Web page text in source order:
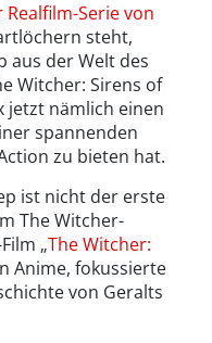
Serie von
steht,
aus der Welt des
Witcher: Sirens of
jetzt nämlich einen
spannenden
zu bieten hat.
ist nicht der erste
The Witcher-
„The Witcher:
Anime, fokussierte
von Geralts